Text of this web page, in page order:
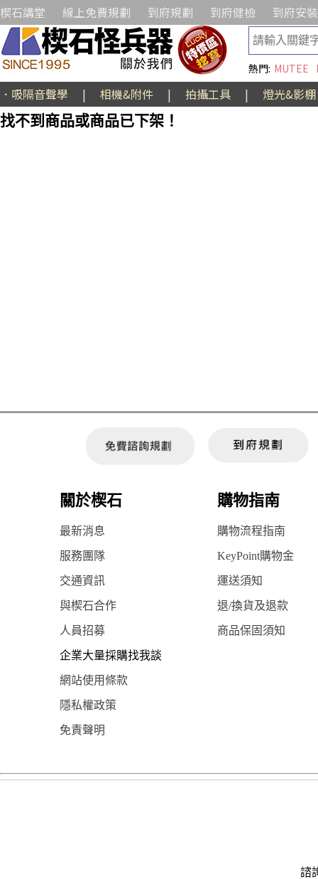
楔石講堂 線上免費規劃 到府規劃 到府健檢 到府安裝
熱門: MUTEE
．吸隔音聲學 | 相機&附件 | 拍攝工具 |
燈光&影棚
找不到商品或商品已下架！
關於楔石 購物指南
最新消息 購物流程指南
服務團隊 KeyPoint購物金
交通資訊 運送須知
與楔石合作 退/換貨及退款
人員招募 商品保固須知
企業大量採購找我談
網站使用條款
隱私權政策
免責聲明
諮